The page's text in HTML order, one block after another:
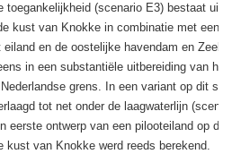
toegankelijkheid (scenario E3) bestaat uit
kust van Knokke in combinatie met een
en de oostelijke havendam en
in een substantiële uitbereiding van het
grens. In een variant op dit
tot net onder de laagwaterlijn
eerste ontwerp van een pilooteiland op de
kust van Knokke werd reeds berekend.